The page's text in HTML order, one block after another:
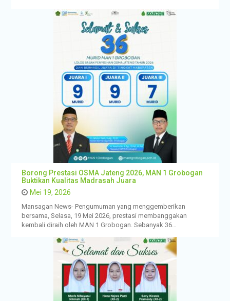
Borong Prestasi OSMA Jateng 2026, MAN 1 Grobogan
Buktikan Kualitas Madrasah Juara
Mei 19, 2026
Mansagan News- Pengumuman yang menggemberikan
bersama, Selasa, 19 Mei 2026, prestasi membanggakan
kembali diraih oleh MAN 1 Grobogan. Sebanyak 36…